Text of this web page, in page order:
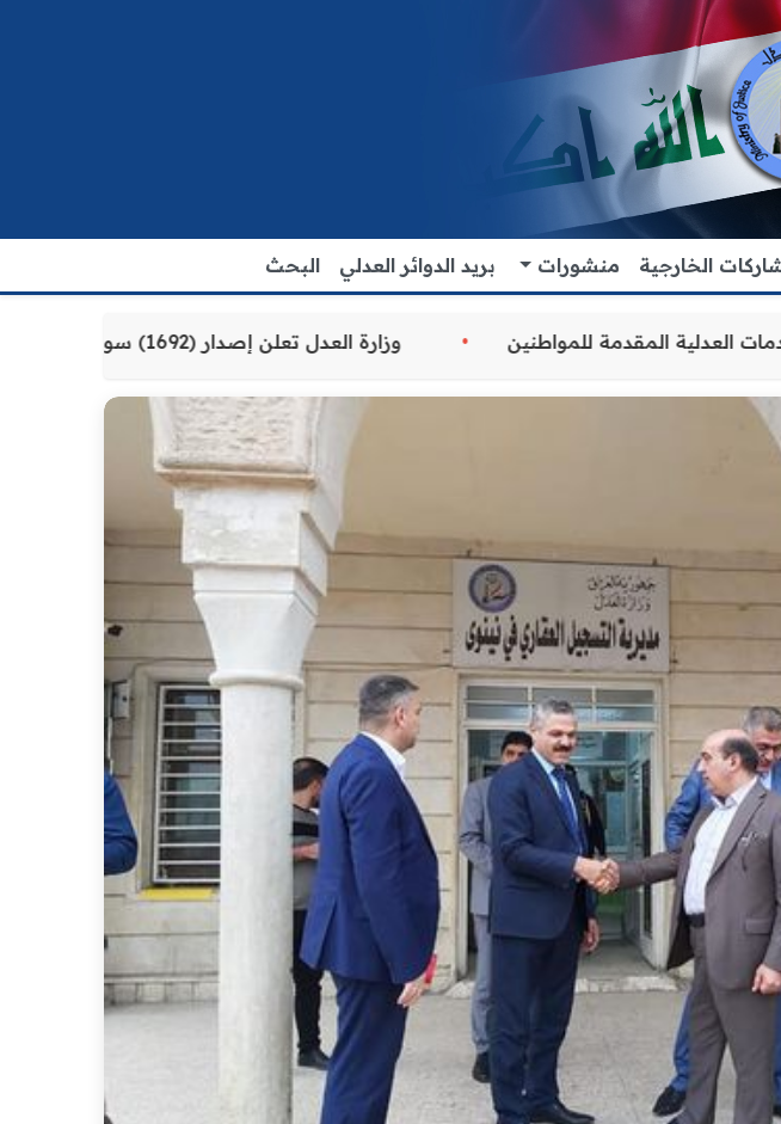
الخارجية منشورات بريد الدوائر العدلي البحث
بمستوى الخدمات العدلية المقدمة للمواطنين وزارة العدل تعلن إصدار (1692) سوارًا إلكترونيًا لنزلاء سجن الناصرية المركزي لتنظيم التعاملات المالية داخل المؤسسات الإصلاحية